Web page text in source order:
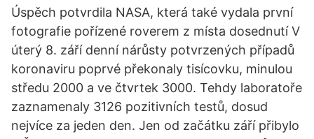
Úspěch potvrdila NASA, která také vydala první
fotografie pořízené roverem z místa dosednutí V
úterý 8. září denní nárůsty potvrzených případů
koronaviru poprvé překonaly tisícovku, minulou
středu 2000 a ve čtvrtek 3000. Tehdy laboratoře
zaznamenaly 3126 pozitivních testů, dosud
nejvíce za jeden den. Jen od začátku září přibylo